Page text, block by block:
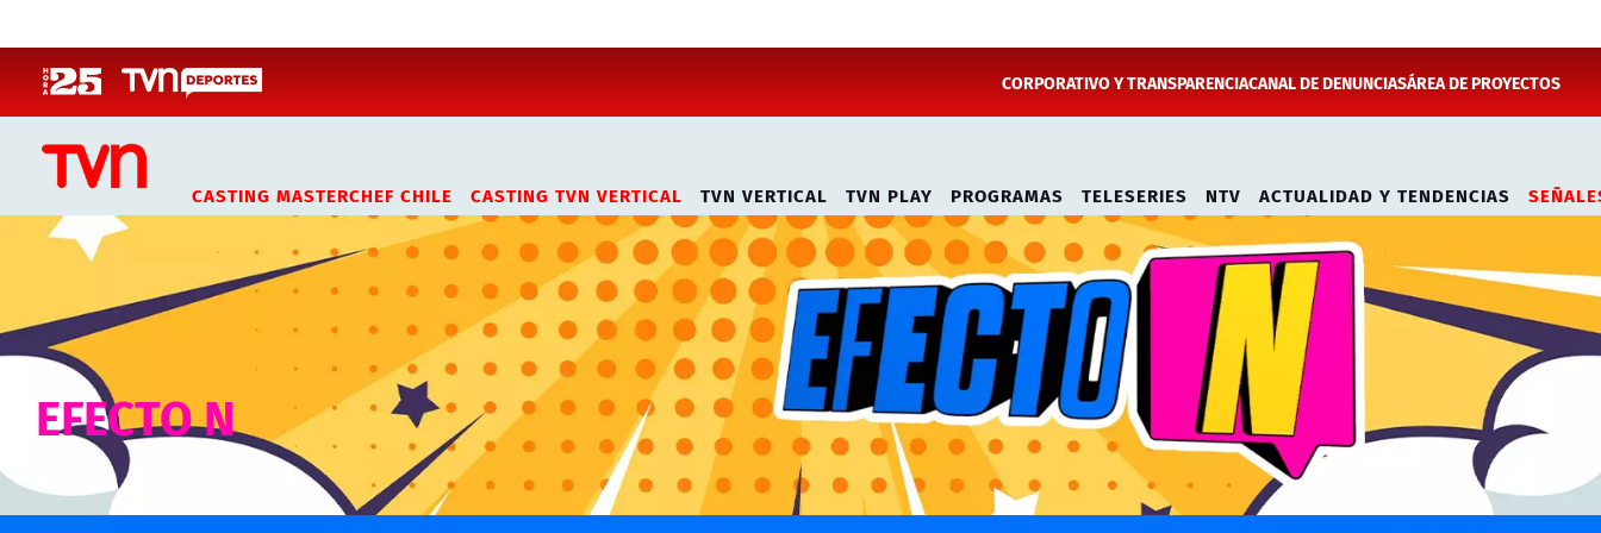
CORPORATIVO Y TRANSPARENCIACANAL DE DENUNCIASÁREA DE PROYECTOS
CASTING MASTERCHEF CHILE CASTING TVN VERTICAL TVN VERTICAL TVN PLAY PROGRAMAS TELESERIES NTV ACTUALIDAD Y TENDENCIAS
EFECTO N